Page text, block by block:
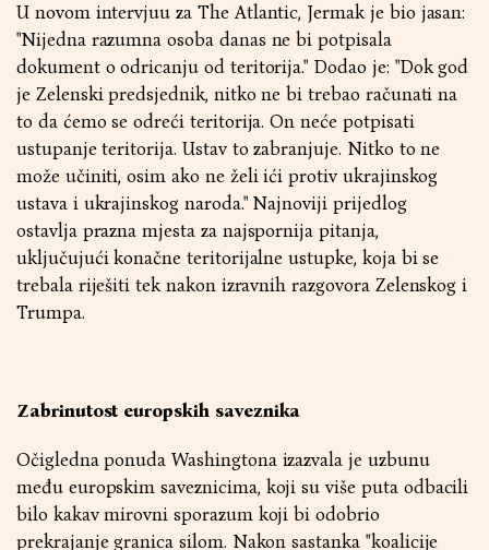
U novom intervjuu za The Atlantic, Jermak je bio jasan:
"Nijedna razumna osoba danas ne bi potpisala
dokument o odricanju od teritorija." Dodao je: "Dok god
je Zelenski predsjednik, nitko ne bi trebao računati na
to da ćemo se odreći teritorija. On neće potpisati
ustupanje teritorija. Ustav to zabranjuje. Nitko to ne
može učiniti, osim ako ne želi ići protiv ukrajinskog
ustava i ukrajinskog naroda." Najnoviji prijedlog
ostavlja prazna mjesta za najspornija pitanja,
uključujući konačne teritorijalne ustupke, koja bi se
trebala riješiti tek nakon izravnih razgovora Zelenskog i
Trumpa.
Zabrinutost europskih saveznika
Očigledna ponuda Washingtona izazvala je uzbunu
među europskim saveznicima, koji su više puta odbacili
bilo kakav mirovni sporazum koji bi odobrio
prekrajanje granica silom. Nakon sastanka "koalicije